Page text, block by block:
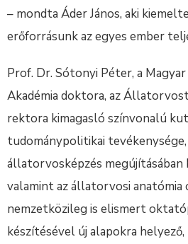
– mondta Áder János, aki
erőforrásunk az egyes ember
Prof. Dr. Sótonyi Péter, a
Akadémia doktora, az
rektora kimagasló színvonalú
tudománypolitikai tevékenysége,
állatorvosképzés
valamint az állatorvosi
nemzetközileg is elismert
készítésével új alapokra helyező,